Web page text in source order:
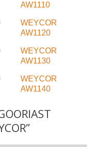
AW1110
WEYCOR
AW1120
WEYCOR
AW1130
WEYCOR
AW1140